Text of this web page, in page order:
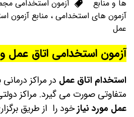
ها و منابع
آزمون استخدامی
آزمون های استخدامی ، منابع آزمون
عمل
آزمون استخدامی اتاق عمل
استخدام اتاق عمل در مراکز
متفاوتی صورت می گیرد. مراکز
عمل مورد نیازخود را از طریق